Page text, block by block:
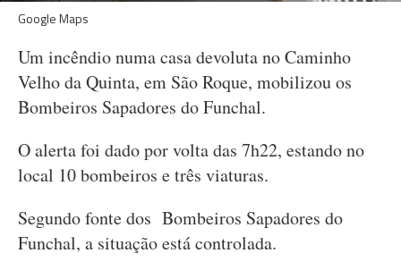
Google Maps
Um incêndio numa casa devoluta no Caminho
Velho da Quinta, em São Roque, mobilizou os
Bombeiros Sapadores do Funchal.
O alerta foi dado por volta das 7h22, estando no
local 10 bombeiros e três viaturas.
Segundo fonte dos Bombeiros Sapadores do
Funchal, a situação está controlada.